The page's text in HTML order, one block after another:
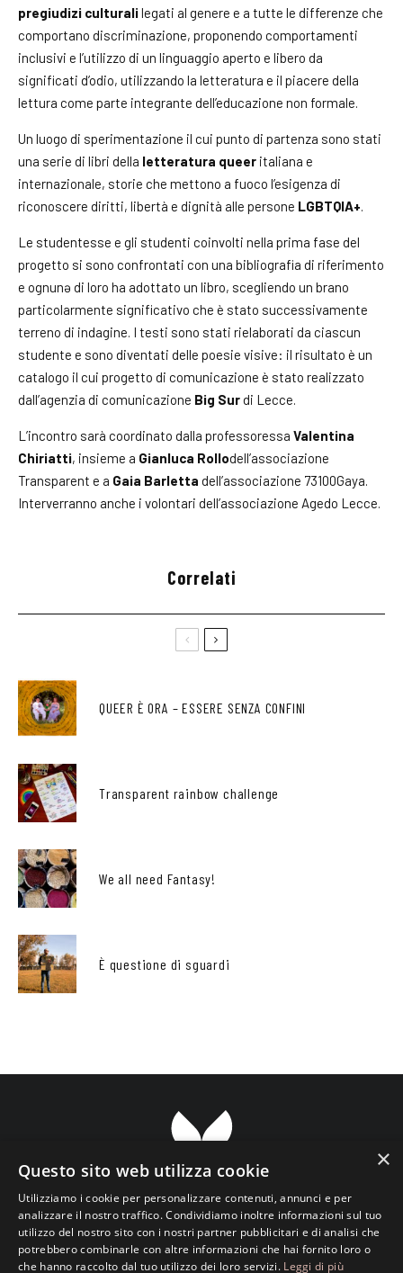
pregiudizi culturalilegati al genere e a tutte le differenze che
comportano discriminazione, proponendo comportamenti
inclusivi e l’utilizzo di un linguaggio aperto e libero da
significati d’odio, utilizzando la letteratura e il piacere della
lettura come parte integrante dell’educazione non formale.
Un luogo di sperimentazione il cui punto di partenza sono stati
una serie di libri della letteratura queer italiana e
internazionale, storie che mettono a fuoco l’esigenza di
riconoscere diritti, libertà e dignità alle persone LGBTQIA+.
Le studentesse e gli studenti coinvolti nella prima fase del
progetto si sono confrontati con una bibliografia di riferimento
e ognunə di loro ha adottato un libro, scegliendo un brano
particolarmente significativo che è stato successivamente
terreno di indagine. I testi sono stati rielaborati da ciascun
studente e sono diventati delle poesie visive: il risultato è un
catalogo il cui progetto di comunicazione è stato realizzato
dall’agenzia di comunicazione Big Surdi Lecce.
L’incontro sarà coordinato dalla professoressa Valentina
Chiriatti, insieme a Gianluca Rollodell’associazione
Transparent e a Gaia Barletta dell’associazione 73100Gaya.
Interverranno anche i volontari dell’associazione Agedo Lecce.
Correlati
QUEER È ORA – ESSERE SENZA CONFINI
Transparent rainbow challenge
We all need Fantasy!
È questione di sguardi
Transparent ETS Associazione Culturale
Viale Luciano Pavarotti, 133 • 73100 Lecce • Italy
×
Questo sito web utilizza cookie
Utilizziamo i cookie per personalizzare contenuti, annunci e per
analizzare il nostro traffico. Condividiamo inoltre informazioni sul tuo
utilizzo del nostro sito con i nostri partner pubblicitari e di analisi che
potrebbero combinarle con altre informazioni che hai fornito loro o
che hanno raccolto dal tuo utilizzo dei loro servizi. Leggi di più